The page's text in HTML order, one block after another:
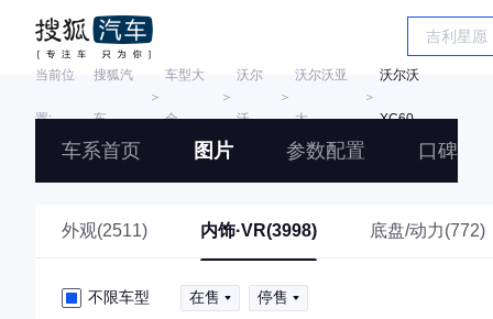
当前位
置:
搜狐汽
车
＞
车型大
全
＞
沃尔
沃
＞
沃尔沃亚
太
＞
沃尔沃
XC60
车系首页 图片 参数配置 口碑
外观(2511) 内饰·VR(3998) 底盘/动力(772)
不限车型 在售 停售